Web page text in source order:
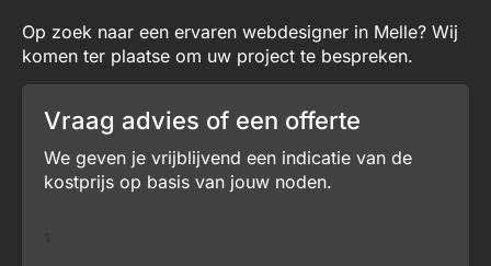
Op zoek naar een ervaren webdesigner in Melle? Wij
komen ter plaatse om uw project te bespreken.
Vraag advies of een offerte
We geven je vrijblijvend een indicatie van de
kostprijs op basis van jouw noden.